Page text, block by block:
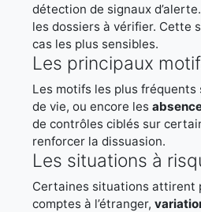
détection de signaux
les dossiers à vérifier. Cette
cas les plus sensibles.
Les principaux
Les motifs les plus
de vie, ou encore les
de contrôles ciblés sur
renforcer la dissuasion.
Les situations à
Certaines situations attirent
comptes à l’étranger,